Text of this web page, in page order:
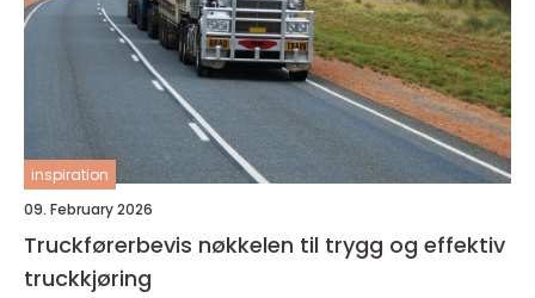
inspiration
09. February 2026
Truckførerbevis nøkkelen til trygg og effektiv
truckkjøring